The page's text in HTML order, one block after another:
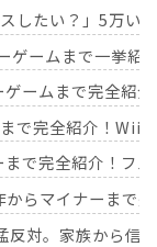
したい？」5万い
ームまで一挙紹
ームまで完全紹
で完全紹介！Wii
で完全紹介！フ
らマイナーまで
反対。家族から信